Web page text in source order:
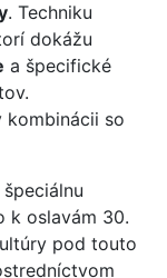
. Techniku
dokážu
a špecifické
kombinácii so
k oslavám 30.
pod touto